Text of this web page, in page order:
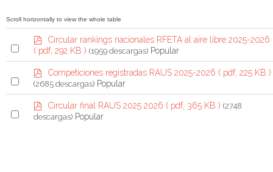
e
a
S
e
l
e
p
d
f
Circular rankings nacionales RFETA al aire libre 2025-2026
( pdf, 292 KB ) (1959 descargas) Popular
S
e
l
p
d
f
Competiciones registradas RAUS 2025-2026 ( pdf, 225 KB )
(2685 descargas) Popular
S
p
d
Circular final RAUS 2025 2026 ( pdf, 365 KB ) (2748
descargas) Popular